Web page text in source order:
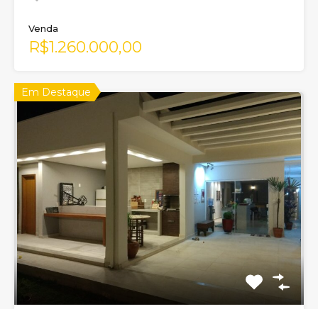
Venda
R$1.260.000,00
Em Destaque